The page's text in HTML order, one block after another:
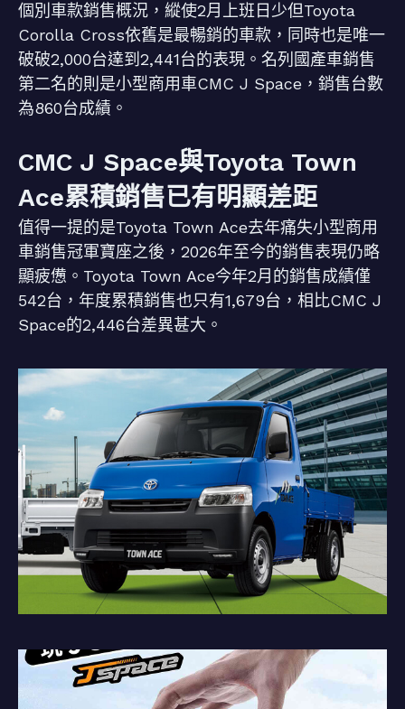
個別車款銷售概況，縱使2月上班日少但Toyota
Corolla Cross依舊是最暢銷的車款，同時也是唯一
破破2,000台達到2,441台的表現。名列國產車銷售
第二名的則是小型商用車CMC J Space，銷售台數
為860台成績。
CMC J Space與Toyota Town
Ace累積銷售已有明顯差距
值得一提的是Toyota Town Ace去年痛失小型商用
車銷售冠軍寶座之後，2026年至今的銷售表現仍略
顯疲憊。Toyota Town Ace今年2月的銷售成績僅
542台，年度累積銷售也只有1,679台，相比CMC J
Space的2,446台差異甚大。